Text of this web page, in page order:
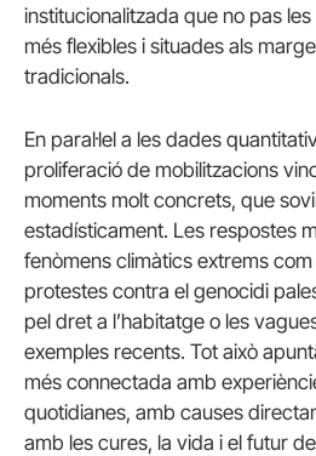
institucionalitzada que no pas
més flexibles i situades als
tradicionals.
En paral·lel a les dades
proliferació de mobilitzacions
moments molt concrets, que
estadísticament. Les respostes
fenòmens climàtics extrems com
protestes contra el genocidi
pel dret a l’habitatge o les
exemples recents. Tot això
més connectada amb
quotidianes, amb causes
amb les cures, la vida i el futur